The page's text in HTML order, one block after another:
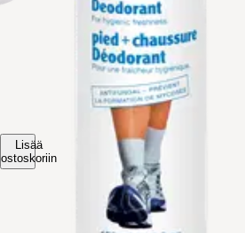
Lisää
ostoskoriin